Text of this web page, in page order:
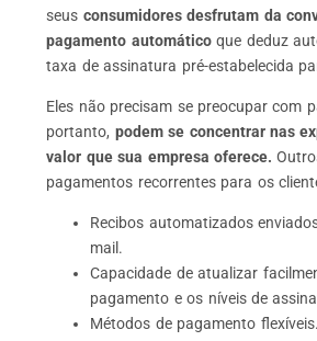
seus consumidores desfrutam da
pagamento automáticoque deduz
taxa de assinatura pré-estabelecida
Eles não precisam se preocupar com
portanto, podem se concentrar nas
valor que sua empresa oferece.
pagamentos recorrentes para os
Recibos automatizados
mail.
Capacidade de atualizar
pagamento e os níveis de
Métodos de pagamento flexíveis.